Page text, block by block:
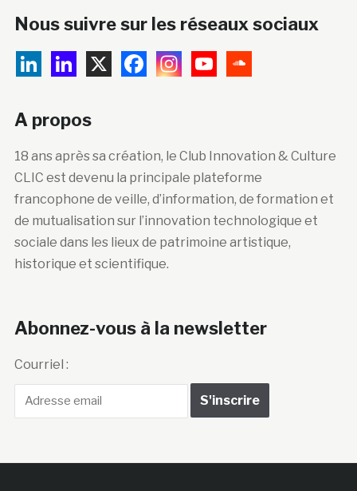
Nous suivre sur les réseaux sociaux
A propos
18 ans après sa création, le Club Innovation & Culture
CLIC est devenu la principale plateforme
francophone de veille, d’information, de formation et
de mutualisation sur l’innovation technologique et
sociale dans les lieux de patrimoine artistique,
historique et scientifique.
Abonnez-vous à la newsletter
Courriel :